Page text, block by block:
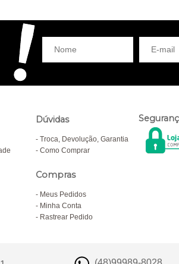
Dúvidas
Troca, Devolução, Garantia
Como Comprar
Compras
Meus Pedidos
Minha Conta
Rastrear Pedido